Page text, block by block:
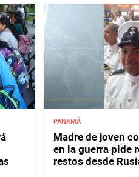
PANAMÁ
Madre de joven
en la guerra pide
restos desde